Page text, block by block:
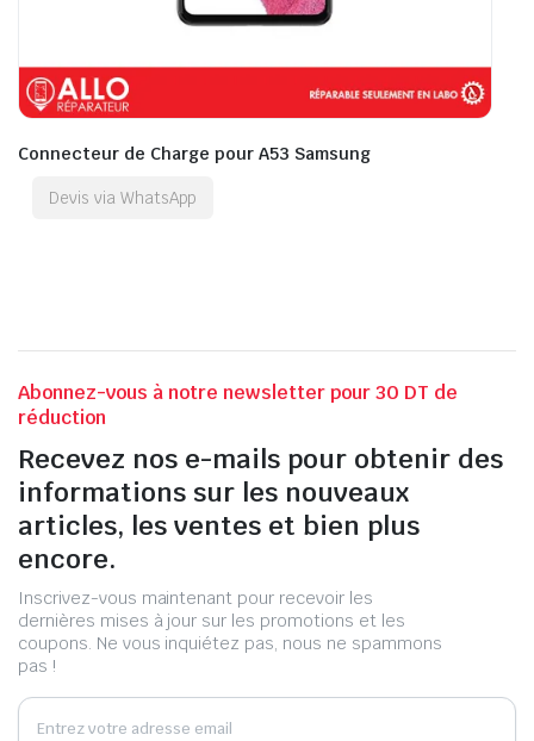
Connecteur de Charge pour A53 Samsung
Devis via WhatsApp
Abonnez-vous à notre newsletter pour 30 DT de
réduction
Recevez nos e-mails pour obtenir des
informations sur les nouveaux
articles, les ventes et bien plus
encore.
Inscrivez-vous maintenant pour recevoir les
dernières mises à jour sur les promotions et les
coupons. Ne vous inquiétez pas, nous ne spammons
pas !